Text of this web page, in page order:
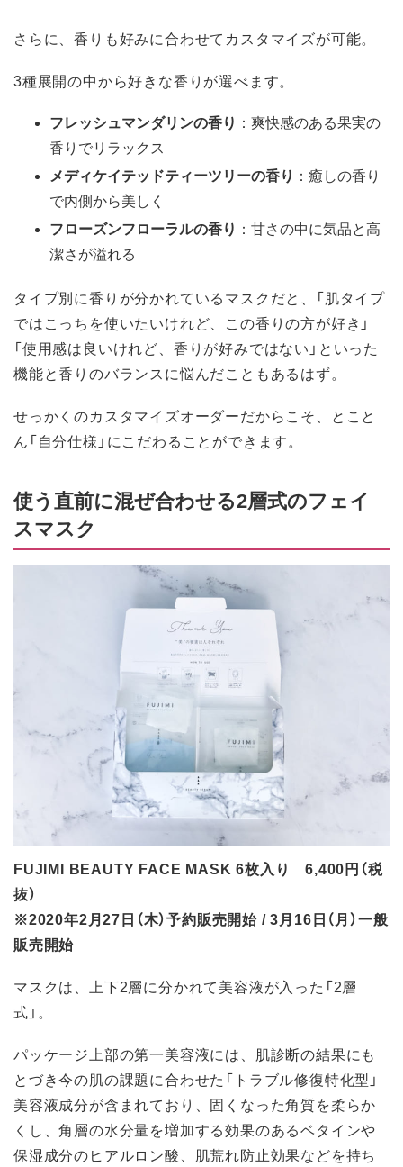
さらに、香りも好みに合わせてカスタマイズが可能。
3種展開の中から好きな香りが選べます。
フレッシュマンダリンの香り ：爽快感のある果実の
香りでリラックス
メディケイテッドティーツリーの香り ：癒しの香り
で内側から美しく
フローズンフローラルの香り ：甘さの中に気品と高
潔さが溢れる
タイプ別に香りが分かれているマスクだと、「肌タイプ
ではこっちを使いたいけれど、この香りの方が好き」
「使用感は良いけれど、香りが好みではない」といった
機能と香りのバランスに悩んだこともあるはず。
せっかくのカスタマイズオーダーだからこそ、とこと
ん「自分仕様」にこだわることができます。
使う直前に混ぜ合わせる2層式のフェイ
スマスク
FUJIMI BEAUTY FACE MASK 6枚入り 6,400円（税
抜）
※2020年2月27日（木）予約販売開始 / 3月16日（月）一般
販売開始
マスクは、上下2層に分かれて美容液が入った「2層
式」。
パッケージ上部の第一美容液には、肌診断の結果にも
とづき今の肌の課題に合わせた「トラブル修復特化型」
美容液成分が含まれており、固くなった角質を柔らか
くし、角層の水分量を増加する効果のあるベタインや
保湿成分のヒアルロン酸、肌荒れ防止効果などを持ち